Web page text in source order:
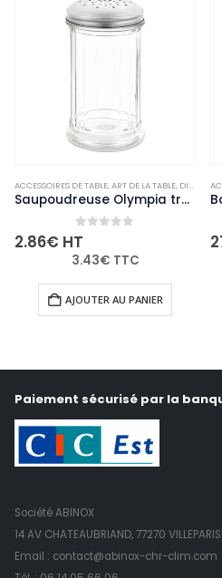
,NON-PALETTISABLE
ACCESSOIRES DE TABLE,ART DE LA TABLE, DIVERS ,
Saupoudreuse Olympia trous de 4mm
0
2.86€ HT
3.43€ TTC
AJOUTER AU PANIER
Paiement sécurisé par la
Société ABINOX
14 AV CHATEAUBRIAND, 77270
Email : contact@abinox-chr-clim.com